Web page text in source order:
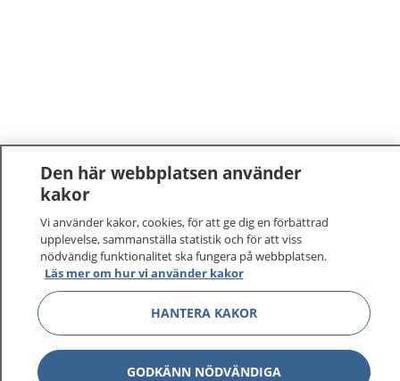
Den här webbplatsen använder
kakor
Vi använder kakor, cookies, för att ge dig en förbättrad
upplevelse, sammanställa statistik och för att viss
nödvändig funktionalitet ska fungera på webbplatsen.
Läs mer om hur vi använder kakor
HANTERA KAKOR
GODKÄNN NÖDVÄNDIGA